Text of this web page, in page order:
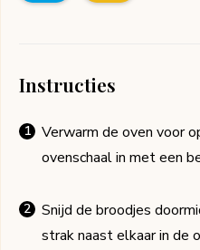
Instructies
Verwarm de oven voor
ovenschaal in met een
Snijd de broodjes
strak naast elkaar in de